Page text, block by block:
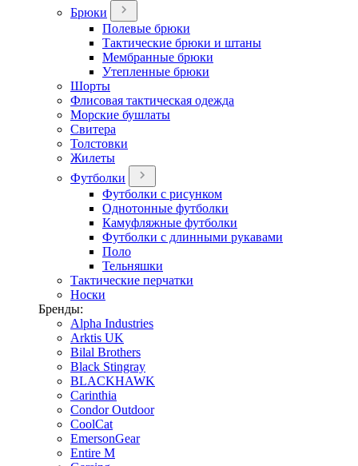
Брюки
Полевые брюки
Тактические брюки и штаны
Мембранные брюки
Утепленные брюки
Шорты
Флисовая тактическая одежда
Морские бушлаты
Свитера
Толстовки
Жилеты
Футболки
Футболки с рисунком
Однотонные футболки
Камуфляжные футболки
Футболки с длинными рукавами
Поло
Тельняшки
Тактические перчатки
Носки
Бренды:
Alpha Industries
Arktis UK
Bilal Brothers
Black Stingray
BLACKHAWK
Carinthia
Condor Outdoor
CoolCat
EmersonGear
Entire M